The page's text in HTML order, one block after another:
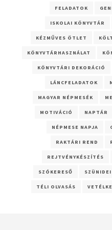
FELADATOK
ISKOLAI KÖNYVTÁR
KÉZMŰVES ÖTLET
KÖNYVTÁRHASZNÁLAT
KÖNYVTÁRI DEKORÁCIÓ
LÁNCFELADATOK
MAGYAR NÉPMESÉK
MOTIVÁCIÓ NAPTÁR
NÉPMESE NAPJA
RAKTÁRI REND
REJTVÉNYKÉSZÍTÉS
SZÓKERESŐ SZÜNIDEI
TÉLI OLVASÁS